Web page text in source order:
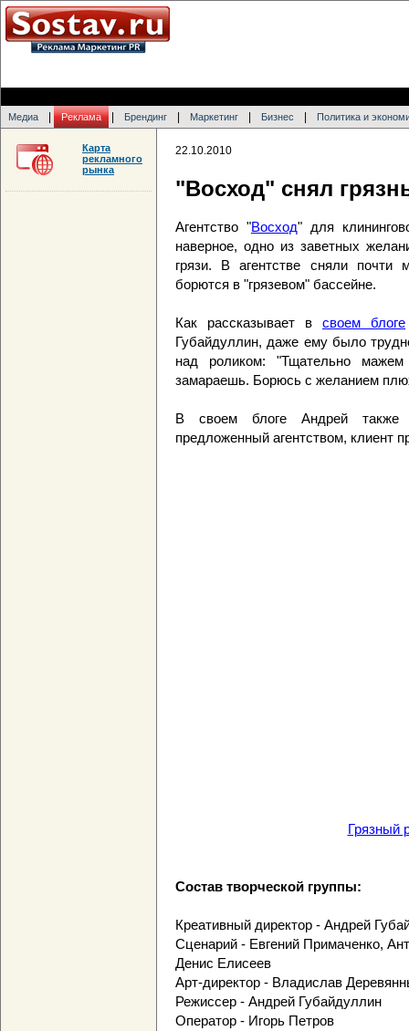
Медиа Реклама Брендинг Маркетинг Бизнес Политика и
22.10.2010
"Восход" снял
Агентство "Восход" для
наверное, одно из заветных
грязи. В агентстве сняли
борются в "грязевом" бассейне.
Как рассказывает в своем блоге
Губайдуллин, даже ему было
над роликом: "Тщательно
замараешь. Борюсь с желанием
В своем блоге Андрей также
предложенный агентством, клиент
Грязный
Состав творческой группы:
Креативный директор - Андрей
Сценарий - Евгений Примаченко,
Денис Елисеев
Арт-директор - Владислав
Режиссер - Андрей Губайдуллин
Оператор - Игорь Петров
Карта
рекламного
рынка